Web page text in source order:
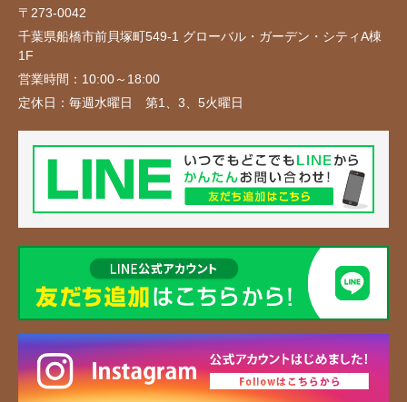
〒273-0042
千葉県船橋市前貝塚町549-1 グローバル・ガーデン・シティA棟
1F
営業時間： 10:00～18:00
定休日： 毎週水曜日 第1、3、5火曜日